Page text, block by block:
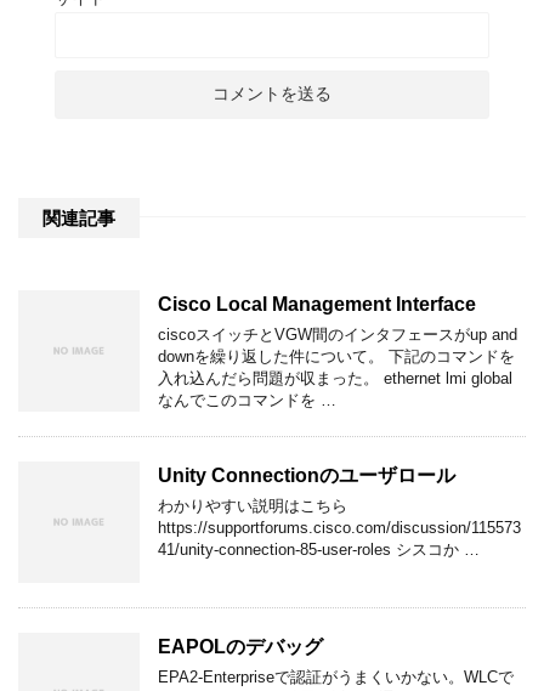
関連記事
Cisco Local Management Interface
ciscoスイッチとVGW間のインタフェースがup and
downを繰り返した件について。 下記のコマンドを
入れ込んだら問題が収まった。 ethernet lmi global
なんでこのコマンドを …
Unity Connectionのユーザロール
わかりやすい説明はこちら
https://supportforums.cisco.com/discussion/115573
41/unity-connection-85-user-roles シスコか …
EAPOLのデバッグ
EPA2-Enterpriseで認証がうまくいかない。WLCで